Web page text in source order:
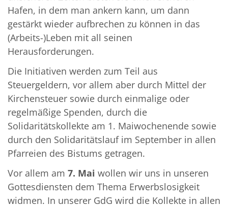
Hafen, in dem man ankern kann, um dann
gestärkt wieder aufbrechen zu können in das
(Arbeits-)Leben mit all seinen
Herausforderungen.
Die Initiativen werden zum Teil aus
Steuergeldern, vor allem aber durch Mittel der
Kirchensteuer sowie durch einmalige oder
regelmäßige Spenden, durch die
Solidaritätskollekte am 1. Maiwochenende sowie
durch den Solidaritätslauf im September in allen
Pfarreien des Bistums getragen.
Vor allem am 7. Mai wollen wir uns in unseren
Gottesdiensten dem Thema Erwerbslosigkeit
widmen. In unserer GdG wird die Kollekte in allen